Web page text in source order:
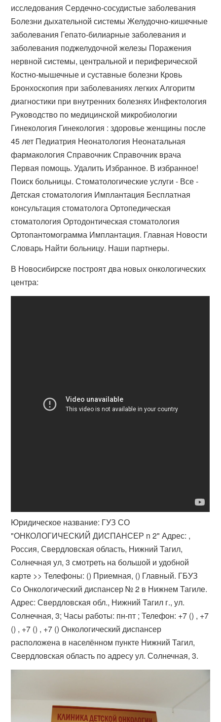
исследования Сердечно-сосудистые заболевания
Болезни дыхательной системы Желудочно-кишечные
заболевания Гепато-билиарные заболевания и
заболевания поджелудочной железы Поражения
нервной системы, центральной и периферической
Костно-мышечные и суставные болезни Кровь
Бронхоскопия при заболеваниях легких Алгоритм
диагностики при внутренних болезнях Инфектология
Руководство по медицинской микробиологии
Гинекология Гинекология : здоровье женщины после
45 лет Педиатрия Неонатология Неонатальная
фармакология Справочник Справочник врача
Первая помощь. Удалить Избранное. В избранное!
Поиск больницы. Стоматологические услуги - Все -
Детская стоматология Имплантация Бесплатная
консультация стоматолога Ортопедическая
стоматология Ортодонтическая стоматология
Ортопантомограмма Имплантация. Главная Новости
Словарь Найти больницу. Наши партнеры.
В Новосибирске построят два новых онкологических
центра:
Юридическое название: ГУЗ СО
"ОНКОЛОГИЧЕСКИЙ ДИСПАНСЕР n 2" Адрес: ,
Россия, Свердловская область, Нижний Тагил,
Солнечная ул, 3 смотреть на большой и удобной
карте >> Телефоны: () Приемная, () Главный. ГБУЗ
Со Онкологический диспансер № 2 в Нижнем Тагиле.
Адрес: Свердловская обл., Нижний Тагил г., ул.
Солнечная, 3; Часы работы: пн-пт ; Телефон: +7 () , +7
() , +7 () , +7 () Онкологический диспансер
расположена в населённом пункте Нижний Тагил,
Свердловская область по адресу ул. Солнечная, 3.